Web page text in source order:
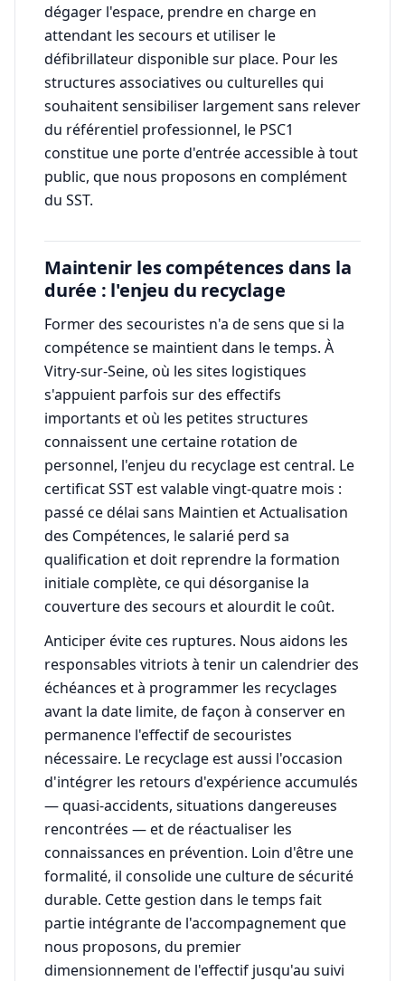
dégager l'espace, prendre en charge en
attendant les secours et utiliser le
défibrillateur disponible sur place. Pour les
structures associatives ou culturelles qui
souhaitent sensibiliser largement sans relever
du référentiel professionnel, le PSC1
constitue une porte d'entrée accessible à tout
public, que nous proposons en complément
du SST.
Maintenir les compétences dans la
durée : l'enjeu du recyclage
Former des secouristes n'a de sens que si la
compétence se maintient dans le temps. À
Vitry-sur-Seine, où les sites logistiques
s'appuient parfois sur des effectifs
importants et où les petites structures
connaissent une certaine rotation de
personnel, l'enjeu du recyclage est central. Le
certificat SST est valable vingt-quatre mois :
passé ce délai sans Maintien et Actualisation
des Compétences, le salarié perd sa
qualification et doit reprendre la formation
initiale complète, ce qui désorganise la
couverture des secours et alourdit le coût.
Anticiper évite ces ruptures. Nous aidons les
responsables vitriots à tenir un calendrier des
échéances et à programmer les recyclages
avant la date limite, de façon à conserver en
permanence l'effectif de secouristes
nécessaire. Le recyclage est aussi l'occasion
d'intégrer les retours d'expérience accumulés
— quasi-accidents, situations dangereuses
rencontrées — et de réactualiser les
connaissances en prévention. Loin d'être une
formalité, il consolide une culture de sécurité
durable. Cette gestion dans le temps fait
partie intégrante de l'accompagnement que
nous proposons, du premier
dimensionnement de l'effectif jusqu'au suivi